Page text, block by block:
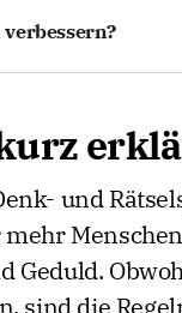
sich Strategie und
und
Geduld.
sind die